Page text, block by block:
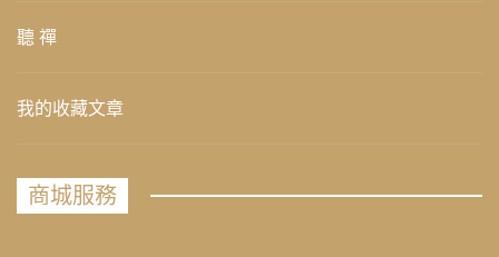
聽 禪
我的收藏文章
商城服務